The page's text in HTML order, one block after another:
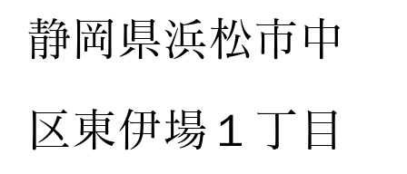
静岡県浜松市中
区東伊場１丁目